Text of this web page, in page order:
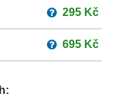
295 Kč
695 Kč